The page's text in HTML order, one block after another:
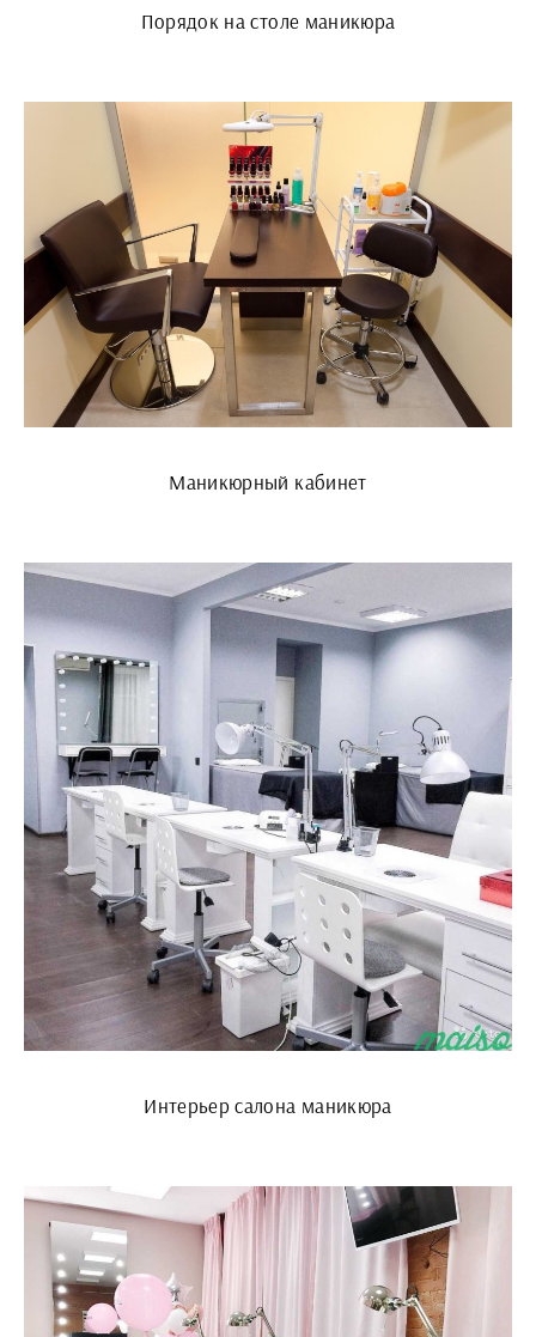
Порядок на столе маникюра
Маникюрный кабинет
Интерьер салона маникюра